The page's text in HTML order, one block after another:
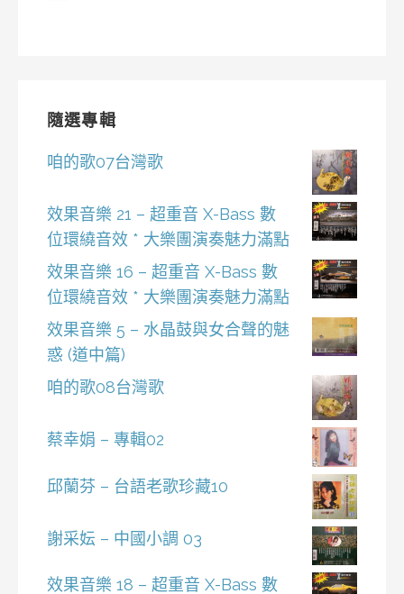
隨選專輯
咱的歌07台灣歌
效果音樂 21 – 超重音 X-Bass 數
位環繞音效 * 大樂團演奏魅力滿點
效果音樂 16 – 超重音 X-Bass 數
位環繞音效 * 大樂團演奏魅力滿點
效果音樂 5 – 水晶鼓與女合聲的魅
惑 (道中篇)
咱的歌08台灣歌
蔡幸娟 – 專輯02
邱蘭芬 – 台語老歌珍藏10
謝采妘 – 中國小調 03
效果音樂 18 – 超重音 X-Bass 數